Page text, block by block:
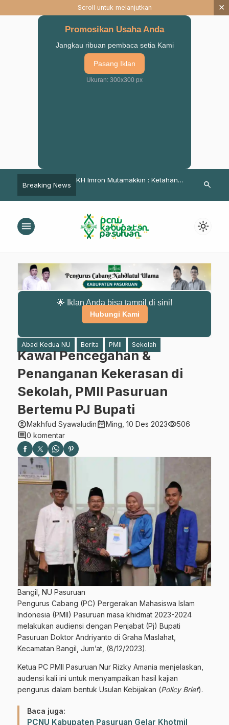
Scroll untuk melanjutkan ×
Promosikan Usaha Anda
Jangkau ribuan pembaca setia Kami
Pasang Iklan
Ukuran: 300x300 px
Breaking News
Bibit Mangrove di
KH Imron Mutamakkin : Ketahanan
Bersama
ISNUsearch
menu light_mode
🌟 Iklan Anda bisa tampil di sini!
Hubungi Kami
Abad Kedua NU Berita PMII Sekolah
Kawal Pencegahan &
Penanganan Kekerasan di
Sekolah, PMII Pasuruan
Bertemu PJ Bupati
account_circleMakhfud Syawaludincalendar_monthMing, 10 Des 2023visibility506
comment0 komentar
Bangil, NU Pasuruan
Pengurus Cabang (PC) Pergerakan Mahasiswa Islam
Indonesia (PMII) Pasuruan masa khidmat 2023-2024
melakukan audiensi dengan Penjabat (Pj) Bupati
Pasuruan Doktor Andriyanto di Graha Maslahat,
Kecamatan Bangil, Jum’at, (8/12/2023).
Ketua PC PMII Pasuruan Nur Rizky Amania menjelaskan,
audensi kali ini untuk menyampaikan hasil kajian
pengurus dalam bentuk Usulan Kebijakan (Policy Brief).
Baca juga:
PCNU Kabupaten Pasuruan Gelar Khotmil